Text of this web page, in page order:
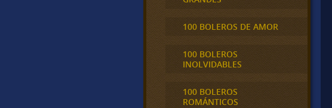
100 BOLEROS DE AMOR
100 BOLEROS
INOLVIDABLES
100 BOLEROS
ROMÁNTICOS